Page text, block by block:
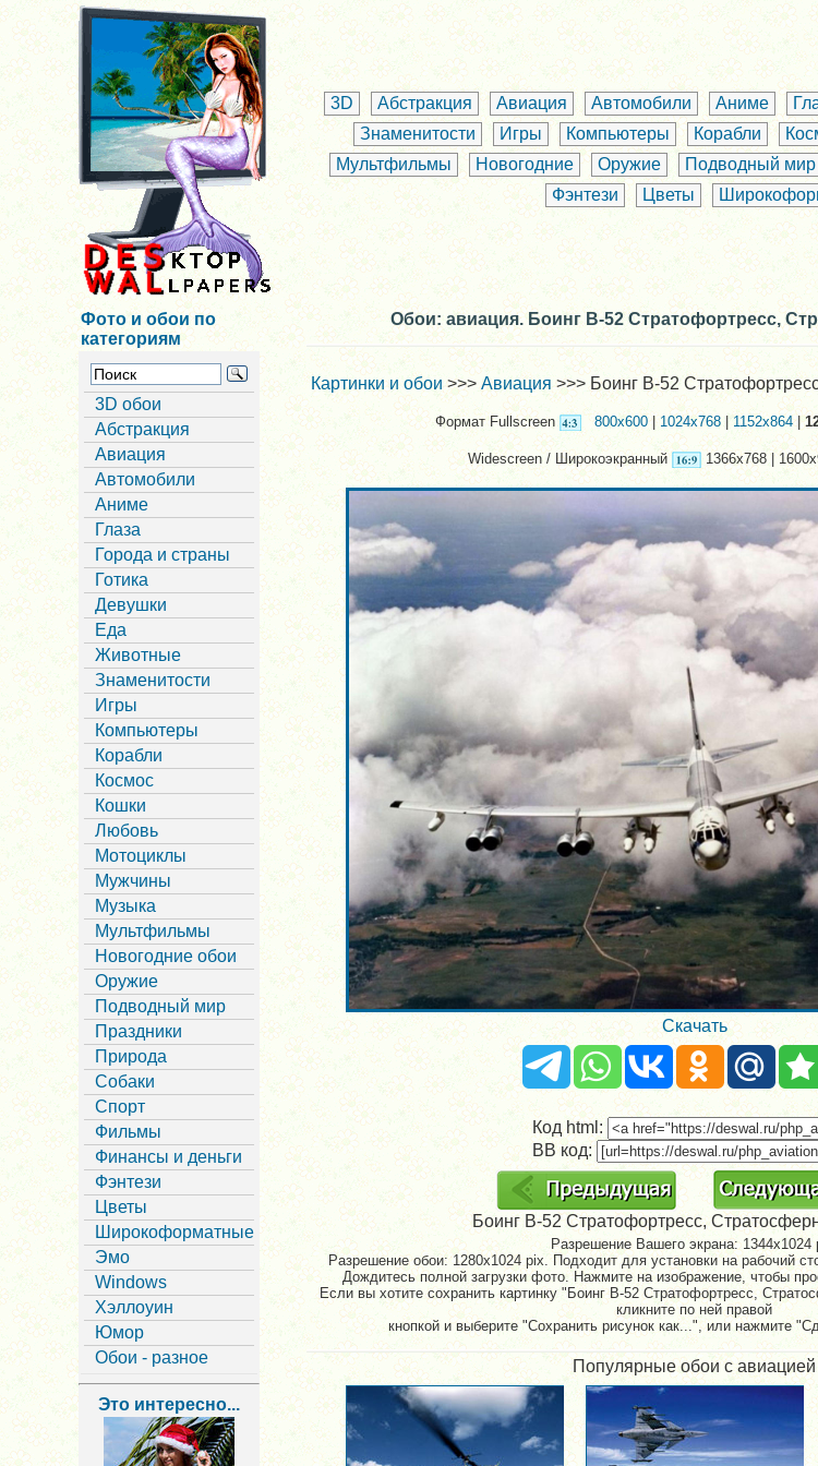
3D Абстракция Авиация Автомобили Аниме
Знаменитости
Игры Компьютеры Корабли
Мультфильмы
Новогодние Оружие Подводный мир
Фэнтези
Цветы
Фото и обои по
категориям
3D обои
Абстракция
Авиация
Автомобили
Аниме
Глаза
Города и страны
Готика
Девушки
Еда
Животные
Знаменитости
Игры
Компьютеры
Корабли
Космос
Кошки
Любовь
Мотоциклы
Мужчины
Музыка
Мультфильмы
Новогодние обои
Оружие
Подводный мир
Праздники
Природа
Собаки
Спорт
Фильмы
Финансы и деньги
Фэнтези
Цветы
Широкоформатные
Эмо
Windows
Хэллоуин
Юмор
Обои - разное
Это интересно...
Обои: авиация. Боинг B-52 Стратофортресс,
Картинки и обои>>>Авиация>>> Боинг B-52
Формат Fullscreen 800x600|1024x768| 1152x864|
Widescreen / Широкоэкранный 1366x768 |
Скачать
Код html:
BB код:
Боинг B-52 Стратофортресс,
Разрешение Вашего экрана:1344x1024
Разрешение обои: 1280x1024 pix. Подходит для установки на рабочий
Дождитесь полной загрузки фото. Нажмите на изображение, чтобы
Если вы хотите сохранить картинку "Боинг B-52 Стратофортресс,
кликните по ней правой
кнопкой и выберите "Сохранить рисунок как...", или нажмите
Популярные обои с авиацией